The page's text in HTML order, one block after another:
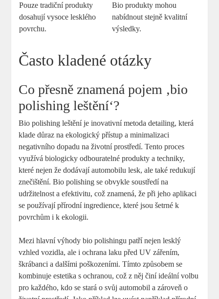
Pouze tradiční produkty
dosahují vysoce lesklého
povrchu.
Bio produkty mohou
nabídnout stejně kvalitní
výsledky.
Často kladené otázky
Co přesně znamená pojem ‚bio
polishing leštění‘?
Bio polishing leštění je inovativní metoda detailing, která
klade důraz na ekologický přístup a minimalizaci
negativního dopadu na životní prostředí. Tento proces
využívá biologicky odbouratelné produkty a techniky,
které nejen že dodávají automobilu lesk, ale také redukují
znečištění. Bio polishing se obvykle soustředí na
udržitelnost a efektivitu, což znamená, že při jeho aplikaci
se používají přírodní ingredience, které jsou šetrné k
povrchům i k ekologii.
Mezi hlavní výhody bio polishingu patří nejen lesklý
vzhled vozidla, ale i ochrana laku před UV zářením,
škrábanci a dalšími poškozeními. Tímto způsobem se
kombinuje estetika s ochranou, což z něj činí ideální volbu
pro každého, kdo se stará o svůj automobil a zároveň o